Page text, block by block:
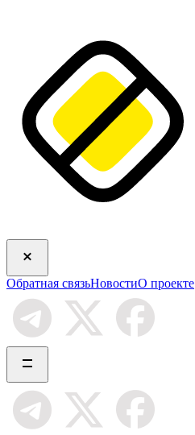
Обратная связьНовостиО проекте